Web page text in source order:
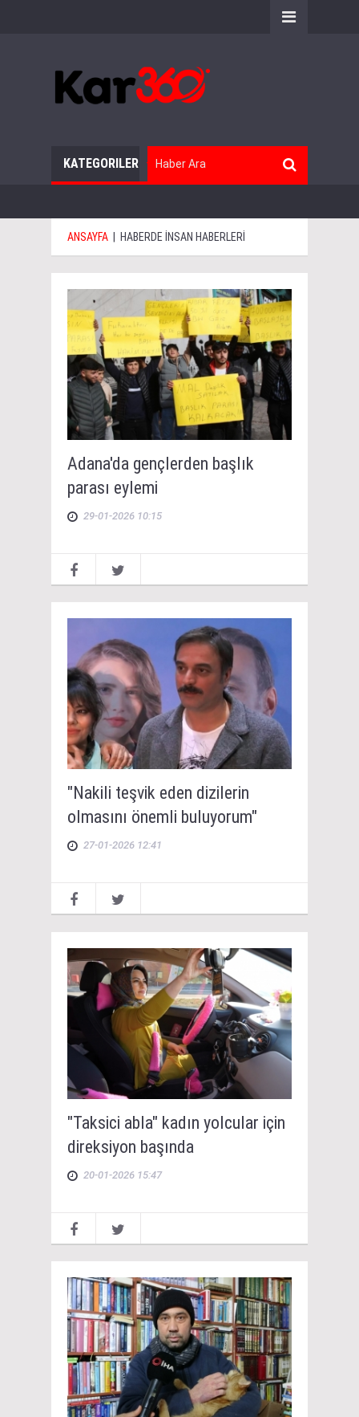
KATEGORILER
ANSAYFA | HABERDE İNSAN HABERLERİ
Adana'da gençlerden başlık
parası eylemi
29-01-2026 10:15
"Nakili teşvik eden dizilerin
olmasını önemli buluyorum"
27-01-2026 12:41
"Taksici abla" kadın yolcular için
direksiyon başında
20-01-2026 15:47